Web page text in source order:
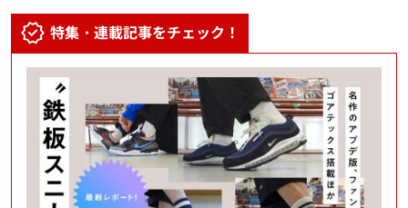
特集・連載記事をチェック！